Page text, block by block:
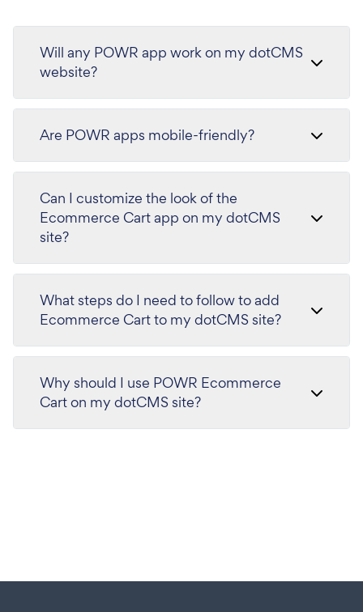
Will any POWR app work on my dotCMS
website?
Are POWR apps mobile-friendly?
Can I customize the look of the
Ecommerce Cart app on my dotCMS
site?
What steps do I need to follow to add
Ecommerce Cart to my dotCMS site?
Why should I use POWR Ecommerce
Cart on my dotCMS site?